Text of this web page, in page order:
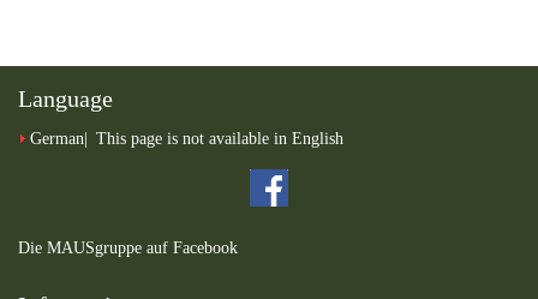
Language
German This page is not available in English
Die MAUSgruppe auf Facebook